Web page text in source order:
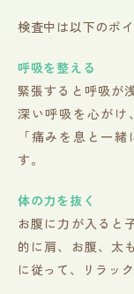
検査中は以下のポ
呼吸を整える
緊張すると呼吸が
深い呼吸を心がけ
「痛みを息と一
す。
体の力を抜く
お腹に力が入ると
的に肩、お腹、太
に従って、リラッ